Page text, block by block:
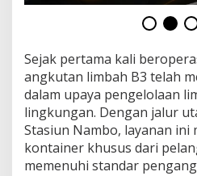
Sejak pertama kali
angkutan limbah B3 telah
dalam upaya pengelolaan
lingkungan. Dengan jalur
Stasiun Nambo, layanan ini
kontainer khusus dari
memenuhi standar